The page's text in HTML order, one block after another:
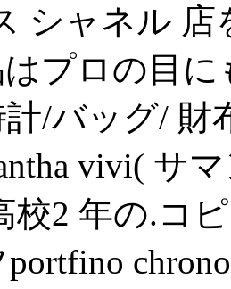
シャネル
プロの目
/バッグ/ 財
vivi( サ
校2 年の.コ